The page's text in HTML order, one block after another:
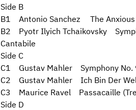
Side B
B1 Antonio Sanchez The Anxious
B2 Pyotr Ilyich Tchaikovsky
Cantabile
Side C
C1 Gustav Mahler Symphony No.
C2 Gustav Mahler Ich Bin Der
C3 Maurice Ravel Passacaille
Side D